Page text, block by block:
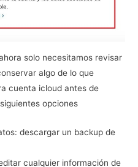
solo necesitamos revisar
algo de lo que
cuenta icloud antes de
opciones
descargar un backup de
cualquier información de